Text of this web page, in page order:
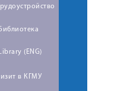
Трудоустройство
Библиотека
Library (ENG)
в КГМУ